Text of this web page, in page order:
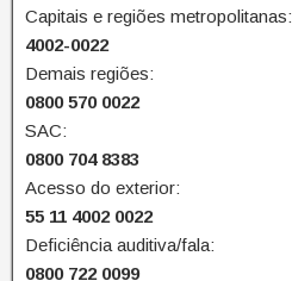
Capitais e regiões metropolitanas:
4002-0022
Demais regiões:
0800 570 0022
SAC:
0800 704 8383
Acesso do exterior:
55 11 4002 0022
Deficiência auditiva/fala:
0800 722 0099